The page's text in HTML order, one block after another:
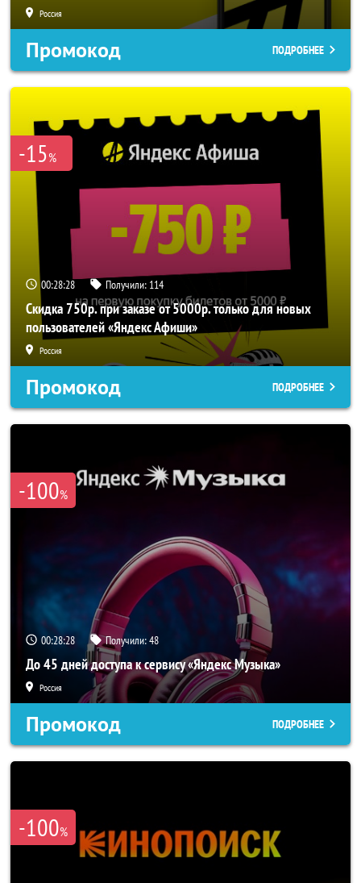
Россия
Промокод ПОДРОБНЕЕ
-15%
00:28:25 Получили: 114
Скидка 750р. при заказе от 5000р. только для новых
пользователей «Яндекс Афиши»
Россия
Промокод ПОДРОБНЕЕ
-100%
00:28:25 Получили:48
До 45 дней доступа к сервису «Яндекс Музыка»
Россия
Промокод ПОДРОБНЕЕ
-100%